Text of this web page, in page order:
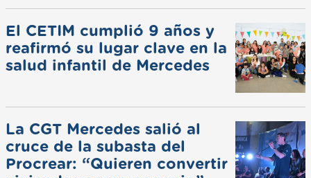
El CETIM cumplió 9 años y
reafirmó su lugar clave en la
salud infantil de Mercedes
La CGT Mercedes salió al
cruce de la subasta del
Procrear: “Quieren convertir